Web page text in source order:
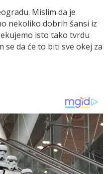
Mislim da je
nekoliko dobrih šansi iz
isto tako tvrdu
se da će to biti sve okej za